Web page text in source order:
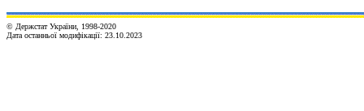
© Держстат України, 1998-2020
Дата останньої модифікації: 23.10.2023